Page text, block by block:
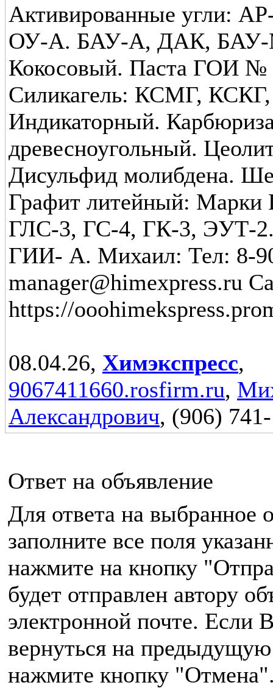
Активированные угли:
ОУ-А. БАУ-А, ДАК, БАУ-
Кокосовый. Паста ГОИ №
Силикагель: КСМГ,
Индикаторный.
древесноугольный.
Дисульфид молибдена.
Графит литейный:
ГЛС-3, ГС-4, ГК-3, ЭУТ-
ГИИ- А. Михаил: Тел: 8-
manager@himexpress.ru
https://
08.04.26, Химэкспресс,
9067411660.rosfirm.ru,
Александрович, (906)
Ответ на объявление
Для ответа на выбранное
заполните все поля
нажмите на кнопку
будет отправлен автору
электронной почте. Если
вернуться на
нажмите кнопку